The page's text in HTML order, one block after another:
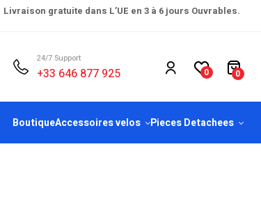
Livraison gratuite dans L’UE en 3 à 6 jours Ouvrables.
24/7 Support
+33 646 877 925 0 0
BoutiqueAccessoires velos Pieces Detachees